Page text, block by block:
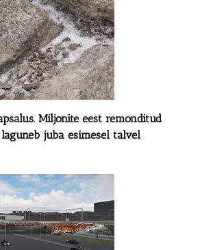
Miljonite eest remonditud
juba esimesel talvel